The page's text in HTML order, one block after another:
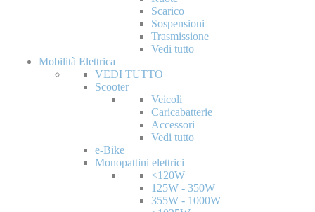
Scarico
Sospensioni
Trasmissione
Vedi tutto
Mobilità Elettrica
VEDI TUTTO
Scooter
Veicoli
Caricabatterie
Accessori
Vedi tutto
e-Bike
Monopattini elettrici
<120W
125W - 350W
355W - 1000W